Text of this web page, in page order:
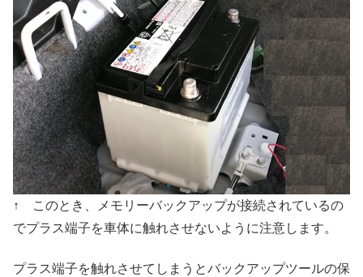
↑ このとき、メモリーバックアップが接続されているの
でプラス端子を車体に触れさせないように注意します。
プラス端子を触れさせてしまうとバックアップツールの保